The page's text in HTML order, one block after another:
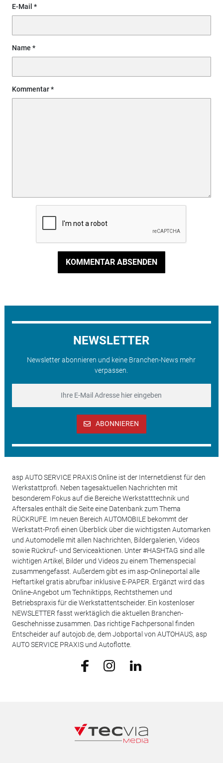
E-Mail
Name
Kommentar
KOMMENTAR ABSENDEN
NEWSLETTER
Newsletter abonnieren und keine Branchen-News mehr
verpassen.
ABONNIEREN
asp AUTO SERVICE PRAXIS Online ist der Internetdienst für den
Werkstattprofi. Neben tagesaktuellen Nachrichten mit
besonderem Fokus auf die Bereiche Werkstatttechnik und
Aftersales enthält die Seite eine Datenbank zum Thema
RÜCKRUFE. Im neuen Bereich AUTOMOBILE bekommt der
Werkstatt-Profi einen Überblick über die wichtigsten Automarken
und Automodelle mit allen Nachrichten, Bildergalerien, Videos
sowie Rückruf- und Serviceaktionen. Unter #HASHTAG sind alle
wichtigen Artikel, Bilder und Videos zu einem Themenspecial
zusammengefasst. Außerdem gibt es im asp-Onlineportal alle
Heftartikel gratis abrufbar inklusive E-PAPER. Ergänzt wird das
Online-Angebot um Techniktipps, Rechtsthemen und
Betriebspraxis für die Werkstattentscheider. Ein kostenloser
NEWSLETTER fasst werktäglich die aktuellen Branchen-
Geschehnisse zusammen. Das richtige Fachpersonal finden
Entscheider auf autojob.de, dem Jobportal von AUTOHAUS, asp
AUTO SERVICE PRAXIS und Autoflotte.